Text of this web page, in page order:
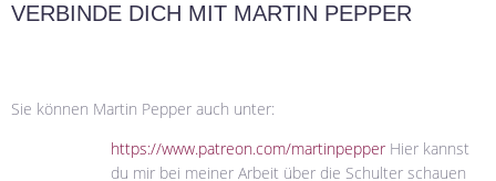
VERBINDE DICH MIT MARTIN PEPPER
Sie können Martin Pepper auch unter:
https://www.patreon.com/martinpepper Hier kannst
du mir bei meiner Arbeit über die Schulter schauen